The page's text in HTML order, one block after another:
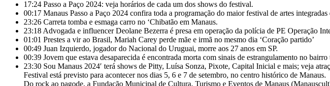
17:24 Passo a Paço 2024: veja horários de cada um dos shows do festival.
00:17 Manaus Passo a Paço 2024 confira toda a programação do maior festival de artes
23:26 Carreta tomba e esmaga carro no ‘Chibatão em Manaus.
23:18 Advogada e influencer Deolane Bezerra é presa em operação da polícia de PE Operação
01:01 Prestes a vir ao Brasil, Mariah Carey perde mãe e irmã no mesmo dia ‘Coração partido’
00:49 Juan Izquierdo, jogador do Nacional do Uruguai, morre aos 27 anos em SP.
00:39 Jovem que estava desaparecida é encontrada morta com sinais de estrangulamento no
23:30 Sou Manaus 2024′ terá shows de Pitty, Luísa Sonza, Pixote, Capital Inicial e mais; veja
Festival está previsto para acontecer nos dias 5, 6 e 7 de setembro, no centro histórico de Manaus.
Do rock ao pagode, a Fundação Municipal de Cultura, Turismo e Eventos de Manaus